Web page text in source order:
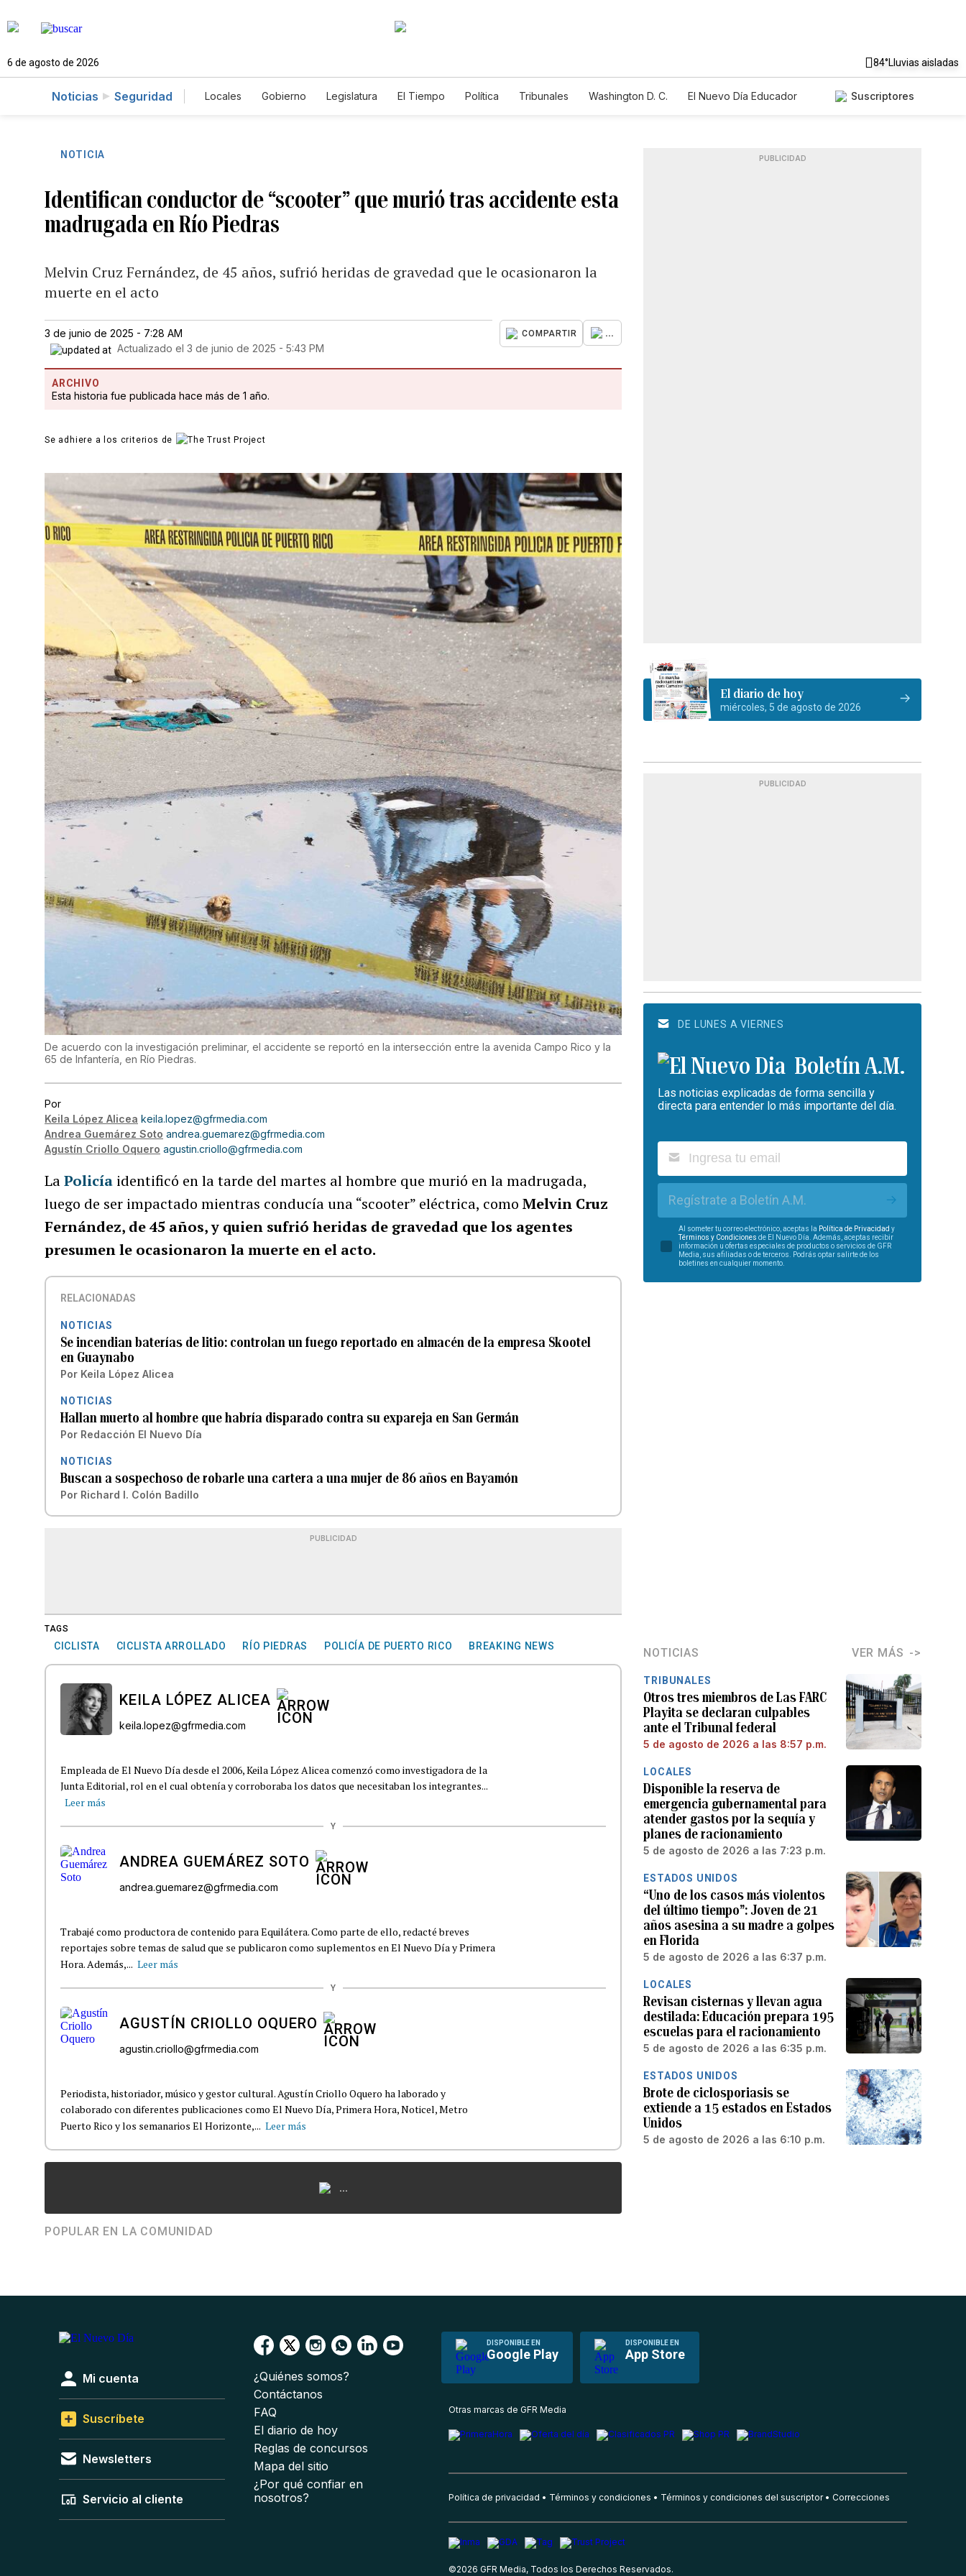
6 de agosto de 2026 84°Lluvias aisladas
Noticias Seguridad Locales Gobierno Legislatura El Tiempo Política Tribunales Washington D. C.
El Nuevo Día Educador
Suscriptores
NOTICIA
Identifican conductor de “scooter” que murió tras accidente esta
madrugada en Río Piedras
Melvin Cruz Fernández, de 45 años, sufrió heridas de gravedad que le ocasionaron la
muerte en el acto
3 de junio de 2025 - 7:28 AM
Actualizado el3 de junio de 2025 - 5:43 PM
COMPARTIR ...
ARCHIVO
Esta historia fue publicada hace más de 1 año.
Se adhiere a los criterios de
De acuerdo con la investigación preliminar, el accidente se reportó en la intersección entre la avenida Campo Rico y la
65 de Infantería, en Río Piedras.
Por
Keila López Alicea keila.lopez@gfrmedia.com
Andrea Guemárez Soto andrea.guemarez@gfrmedia.com
Agustín Criollo Oquero agustin.criollo@gfrmedia.com
LaPolicía identificó en la tarde del martes al hombre que murió en la madrugada,
luego de ser impactado mientras conducía una “scooter” eléctrica, comoMelvin Cruz
Fernández, de 45 años, y quien sufrió heridas de gravedad que los agentes
presumen le ocasionaron la muerte en el acto.
RELACIONADAS
NOTICIAS
Se incendian baterías de litio: controlan un fuego reportado en almacén de la empresa Skootel
en Guaynabo
Por Keila López Alicea
NOTICIAS
Hallan muerto al hombre que habría disparado contra su expareja en San Germán
Por Redacción El Nuevo Día
NOTICIAS
Buscan a sospechoso de robarle una cartera a una mujer de 86 años en Bayamón
Por Richard I. Colón Badillo
PUBLICIDAD
TAGS
CICLISTA CICLISTA ARROLLADO RÍO PIEDRAS POLICÍA DE PUERTO RICO BREAKING NEWS
KEILA LÓPEZ ALICEA
keila.lopez@gfrmedia.com
Empleada de El Nuevo Día desde el 2006, Keila López Alicea comenzó como investigadora de la
Junta Editorial, rol en el cual obtenía y corroboraba los datos que necesitaban los integrantes...
Leer más
Y
ANDREA GUEMÁREZ SOTO
andrea.guemarez@gfrmedia.com
Trabajé como productora de contenido para Equilátera. Como parte de ello, redacté breves
reportajes sobre temas de salud que se publicaron como suplementos en El Nuevo Día y Primera
Hora. Además,... Leer más
Y
AGUSTÍN CRIOLLO OQUERO
agustin.criollo@gfrmedia.com
Periodista, historiador, músico y gestor cultural. Agustín Criollo Oquero ha laborado y
colaborado con diferentes publicaciones como El Nuevo Día, Primera Hora, Noticel, Metro
Puerto Rico y los semanarios El Horizonte,... Leer más
...
POPULAR EN LA COMUNIDAD
PUBLICIDAD
El diario de hoy
miércoles, 5 de agosto de 2026
PUBLICIDAD
DE LUNES A VIERNES
Boletín A.M.
Las noticias explicadas de forma sencilla y
directa para entender lo más importante del día.
Regístrate a Boletín A.M.
Al someter tu correo electrónico, aceptas la Política de Privacidad y
Términos y Condiciones de El Nuevo Día. Además, aceptas recibir
información u ofertas especiales de productos o servicios de GFR
Media, sus afiliadas o de terceros. Podrás optar salirte de los
boletines en cualquier momento.
NOTICIAS VER MÁS
TRIBUNALES
Otros tres miembros de Las FARC
Playita se declaran culpables
ante el Tribunal federal
5 de agosto de 2026 a las 8:57 p.m.
LOCALES
Disponible la reserva de
emergencia gubernamental para
atender gastos por la sequía y
planes de racionamiento
5 de agosto de 2026 a las 7:23 p.m.
ESTADOS UNIDOS
“Uno de los casos más violentos
del último tiempo”: Joven de 21
años asesina a su madre a golpes
en Florida
5 de agosto de 2026 a las 6:37 p.m.
LOCALES
Revisan cisternas y llevan agua
destilada: Educación prepara 195
escuelas para el racionamiento
5 de agosto de 2026 a las 6:35 p.m.
ESTADOS UNIDOS
Brote de ciclosporiasis se
extiende a 15 estados en Estados
Unidos
5 de agosto de 2026 a las 6:10 p.m.
DISPONIBLE EN
Google Play
DISPONIBLE EN
App Store
Mi cuenta
Suscríbete
Newsletters
Servicio al cliente
¿Quiénes somos?
Contáctanos
FAQ
El diario de hoy
Reglas de concursos
Mapa del sitio
¿Por qué confiar en
nosotros?
Otras marcas de GFR Media
Política de privacidad Términos y condiciones Términos y condiciones del suscriptor Correcciones
©2026 GFR Media, Todos los Derechos Reservados.